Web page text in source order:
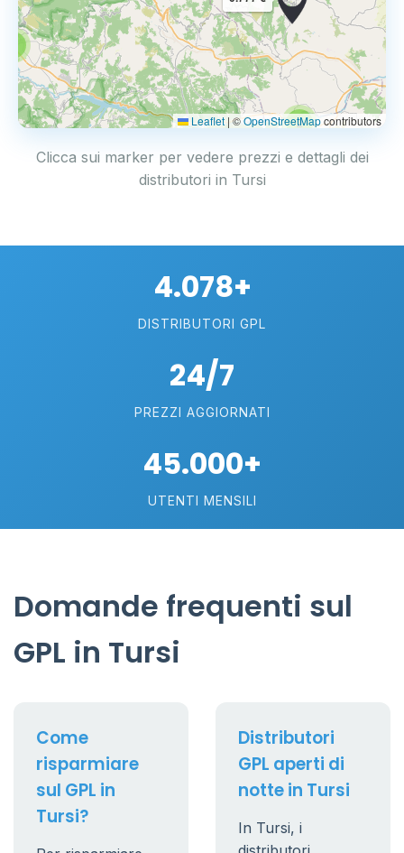
2
Leaflet | ©OpenStreetMapcontributors
Clicca sui marker per vedere prezzi e dettagli dei
distributori in Tursi
4.078+
DISTRIBUTORI GPL
24/7
PREZZI AGGIORNATI
45.000+
UTENTI MENSILI
Domande frequenti sul
GPL in Tursi
Come
risparmiare
sul GPL in
Tursi?
Distributori
GPL aperti di
notte in Tursi
In Tursi, i